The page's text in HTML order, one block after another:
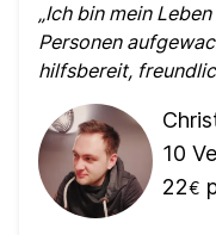
Ich bin mein
Personen
hilfsbereit,
10
22€